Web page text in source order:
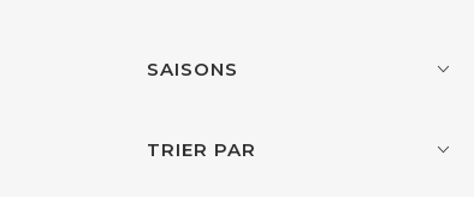
SAISONS
TRIER PAR